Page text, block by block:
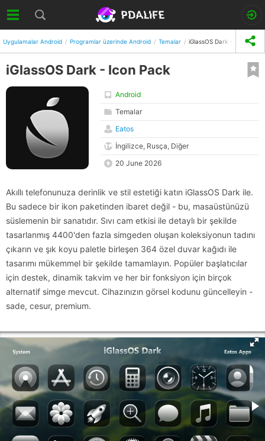
Uygulamalar Android Programlar üzerinde Android Temalar iGlassOS Dark - Icon Pack
iGlassOS Dark - Icon Pack
Android
Temalar
Eatos
İngilizce, Rusça, Diğer
20 June 2026
Akıllı telefonunuza derinlik ve stil estetiği katın iGlassOS Dark ile.
Bu sadece bir ikon paketinden ibaret değil - bu, masaüstünüzü
süslemenin bir sanatıdır. Sıvı cam etkisi ile detaylı bir şekilde
tasarlanmış 4400'den fazla simgeden oluşan koleksiyonun tadını
çıkarın ve şık koyu paletle birleşen 364 özel duvar kağıdı ile
tasarımı mükemmel bir şekilde tamamlayın. Popüler başlatıcılar
için destek, dinamik takvim ve her bir fonksiyon için birçok
alternatif simge mevcut. Cihazınızın görsel kodunu güncelleyin -
sade, cesur, premium.